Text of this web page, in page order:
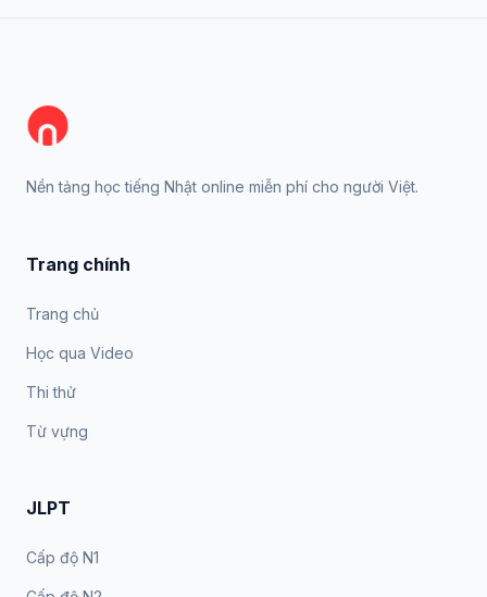
Nền tảng học tiếng Nhật online miễn phí cho người Việt.
Trang chính
Trang chủ
Học qua Video
Thi thử
Từ vựng
JLPT
Cấp độ N1